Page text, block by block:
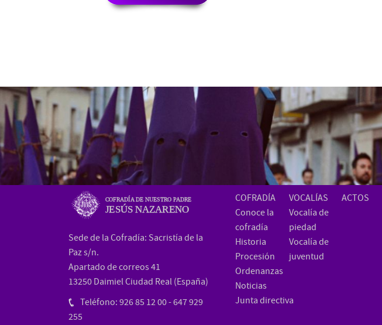
COFRADÍA DE NUESTRO PADRE
JESÚS NAZARENO
Sede de la Cofradía: Sacristía de la
Paz s/n.
Apartado de correos 41
13250 Daimiel Ciudad Real (España)
Teléfono: 926 85 12 00 - 647 929
255
COFRADÍA
Conoce la
cofradía
Historia
Procesión
Ordenanzas
Noticias
Junta directiva
VOCALÍAS
Vocalía de
piedad
Vocalía de
juventud
ACTOS